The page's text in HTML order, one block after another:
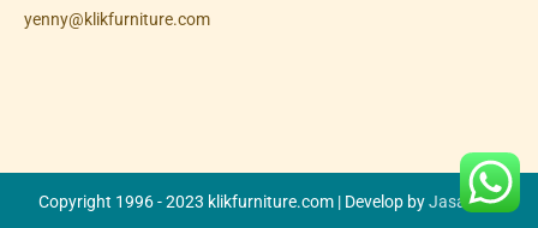
yenny@klikfurniture.com
Copyright 1996 - 2023 klikfurniture.com | Develop byJasa SEO